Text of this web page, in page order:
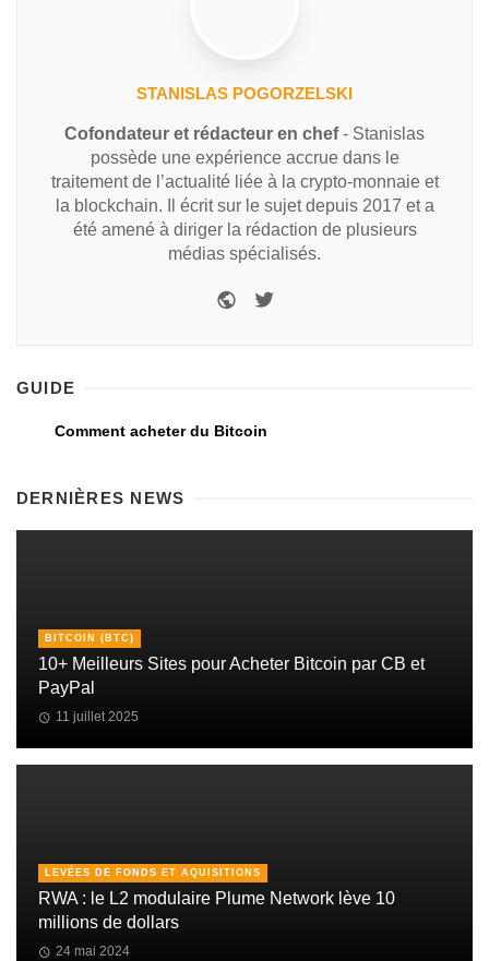
STANISLAS POGORZELSKI
Cofondateur et rédacteur en chef- Stanislas
possède une expérience accrue dans le
traitement de l’actualité liée à la crypto-monnaie et
la blockchain. Il écrit sur le sujet depuis 2017 et a
été amené à diriger la rédaction de plusieurs
médias spécialisés.
GUIDE
Comment acheter du Bitcoin
DERNIÈRES NEWS
BITCOIN (BTC)
10+ Meilleurs Sites pour Acheter Bitcoin par CB et
PayPal
11 juillet 2025
LEVÉES DE FONDS ET AQUISITIONS
RWA : le L2 modulaire Plume Network lève 10
millions de dollars
24 mai 2024